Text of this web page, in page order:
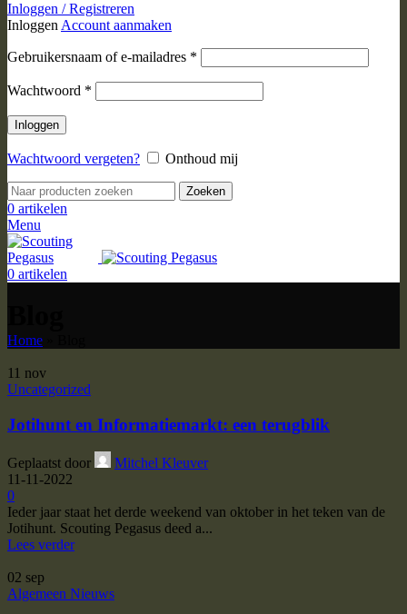
Inloggen / Registreren
Inloggen Account aanmaken
Gebruikersnaam of e-mailadres *
Wachtwoord *
Inloggen
Wachtwoord vergeten? Onthoud mij
Zoeken
0 artikelen
Menu
0 artikelen
Home
11 nov
Uncategorized
Jotihunt en Informatiemarkt: een terugblik
Geplaatst door
Mitchel Kleuver
11-11-2022
0
Ieder jaar staat het derde weekend van oktober in het teken van de
Jotihunt. Scouting Pegasus deed a...
Lees verder
02 sep
Algemeen Nieuws